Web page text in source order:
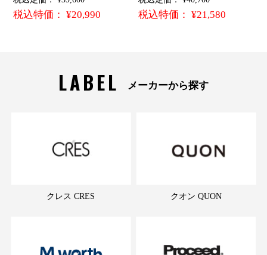
税込特価： ¥20,990 税込特価： ¥21,580
LABEL メーカーから探す
クレス CRES クオン QUON